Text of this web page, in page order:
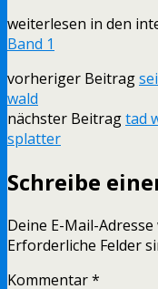
weiterlesen in den
Band 1
vorheriger Beitrag
wald
nächster Beitragtad
splatter
Schreibe
Deine E-Mail-
Erforderliche Felder
Kommentar*